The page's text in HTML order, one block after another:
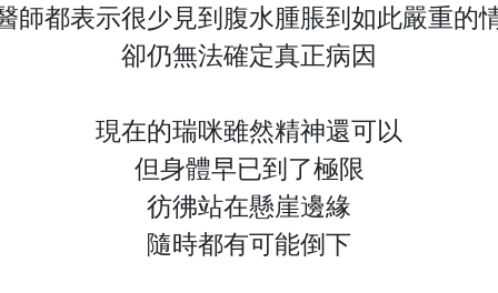
師都表示很少見到腹水腫脹到如此嚴重的
卻仍無法確定真正病因
現在的瑞咪雖然精神還可以
但身體早已到了極限
彷彿站在懸崖邊緣
隨時都有可能倒下